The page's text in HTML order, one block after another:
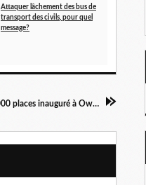
Attaquer lâchement des bus de
transport des civils, pour quel
message?
Un satde de près de 14.000 places inauguré à Owando au Congo